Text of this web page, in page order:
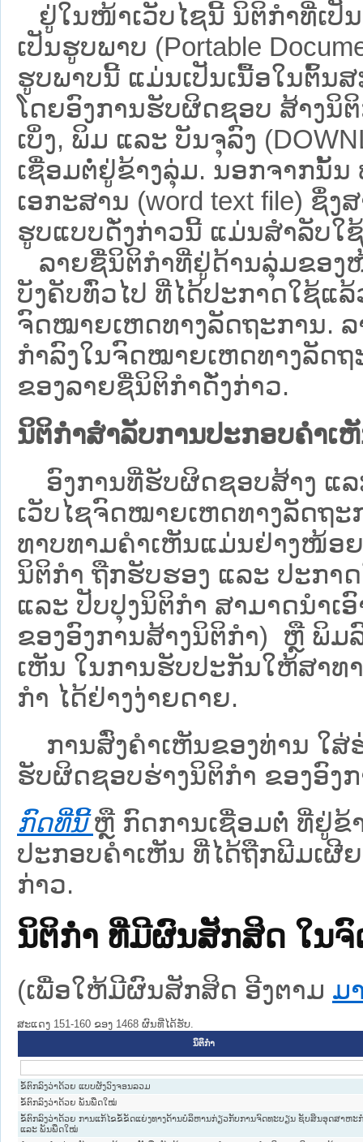
ຢູ່ໃນໜ້າ​ເວັບ​ໄຊ​ນີ້ ນິຕິກຳທີ່ເປັ
ເປັນຮູບພາບ (Portable
ຮູບພາບນີ້ ແມ່ນເປັນເນື້ອໃນຕົ້ນ
ໂດຍອົງການຮັບຜິດຊອບ ສ້າງນິ
ເບິ່ງ, ພິມ ແລະ ບັນຈຸລົງ
ເຊື່ອມຕໍ່ຢູ່ຂ້າງລຸ່ມ. ນອກຈາກນັ້ນ
ເອກະສານ (word text file) ຊຶ່
ຮູບແບບດັ່ງກ່າວນີ້ ແມ່ນສຳລັບໃ
ລາຍຊື່ນິຕິກຳທີ່ຢູ່ດ້ານລຸ່ມຂອງ
ບັງຄັບທົ່ວໄປ ທີ່ໄດ້ປະກາດໃຊ້ແ
ຈົດໝາຍເຫດທາງລັດຖະການ.
ກຳລົງໃນຈົດໝາຍເຫດທາງລັດ
ຂອງລາຍຊື່ນິຕິກໍາດັ່ງກ່າວ.
ນິຕິກຳສຳລັບການປະກອບຄຳເ
ອົງການທີ່ຮັບຜິດຊອບສ້າງ ແລ
ເວັບ​ໄຊຈົດໝາຍເຫດທາງລັດຖະ
ທາບທາມຄໍາເຫັນແມ່ນຢ່າງໜ້ອ
ນິຕິກໍາ ຖືກຮັບຮອງ ແລະ ປະກາ
ແລະ ປັບປຸງນິຕິກໍາ ສາມາດນຳເ
ຂອງອົງການສ້າງນິຕິກຳ) ຫຼື ພິມ
ເຫັນ ໃນການຮັບປະກັນໃຫ້ສາທ
ກຳ ໄດ້ຢ່າງງ່າຍດາຍ.
ການສົ່ງຄໍາເຫັນຂອງທ່ານ ໃສ່
ຮັບຜິດຊອບຮ່າງນິຕິກຳ ຂອງອົງ
ກົດທີ່ນີ້ ຫຼື ກົດການເຊື່ອມຕໍ່ ທີ່ຢູ່ຂ້
ປະກອບຄຳເຫັນ ທີ່ໄດ້ຖືກພີມເຜີ
ກ່າວ.
ນິຕິກໍາ ທີ່ມີຜົນສັກສິດ ໃນ
(ເພື່ອໃຫ້ມີຜົນສັກສິດ ອີງຕາມ ມ
ສະແດງ 151-160 ຂອງ 1468 ຜົນທີ່ໄດ້ຮັບ.
ນິຕິກໍາ
ຂໍ້ຕົກລົງວ່າດ້ວຍ ແບບຜັງວົງຈອນລວມ
ຂໍ້ຕົກລົງວ່າດ້ວຍ ພັນພືດໃໝ່
ຂໍ້ຕົກລົງວ່າດ້ວຍ ການແກ້ໄຂຂໍ້ຂັດແຍ່ງທາງດ້ານບໍລິຫານກ່ຽວກັບການຈົດທະບຽນ ຊັບສິນອຸດສາຫະ
ແລະ ພັນພືດໃໝ່